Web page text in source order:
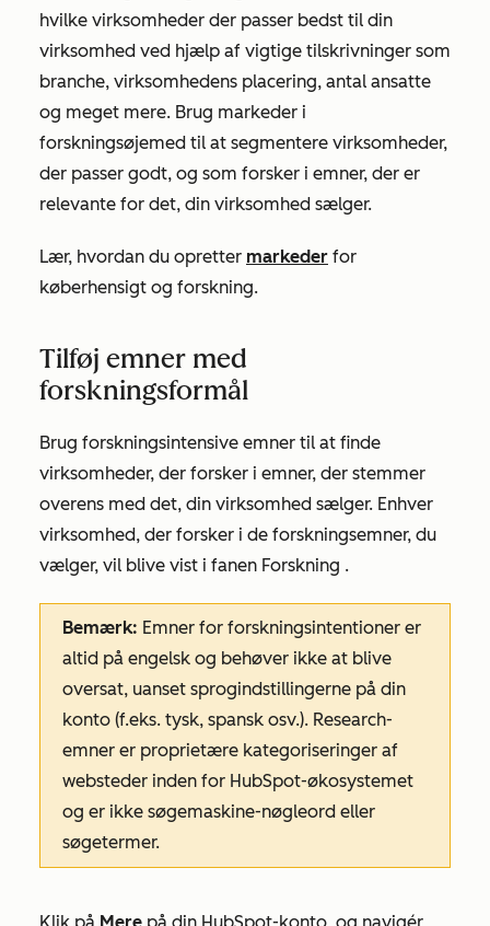
hvilke virksomheder der passer bedst til din
virksomhed ved hjælp af vigtige tilskrivninger som
branche, virksomhedens placering, antal ansatte
og meget mere. Brug markeder i
forskningsøjemed til at segmentere virksomheder,
der passer godt, og som forsker i emner, der er
relevante for det, din virksomhed sælger.
Lær, hvordan du opretter markeder for
køberhensigt og forskning.
Tilføj emner med
forskningsformål
Brug forskningsintensive emner til at finde
virksomheder, der forsker i emner, der stemmer
overens med det, din virksomhed sælger. Enhver
virksomhed, der forsker i de forskningsemner, du
vælger, vil blive vist i fanen Forskning .
Bemærk: Emner for forskningsintentioner er
altid på engelsk og behøver ikke at blive
oversat, uanset sprogindstillingerne på din
konto (f.eks. tysk, spansk osv.). Research-
emner er proprietære kategoriseringer af
websteder inden for HubSpot-økosystemet
og er ikke søgemaskine-nøgleord eller
søgetermer.